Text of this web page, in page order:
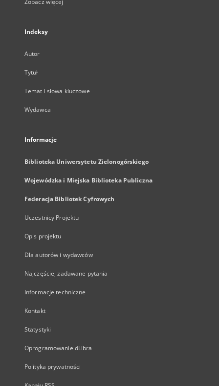
Zobacz więcej
Indeksy
Autor
Tytuł
Temat i słowa kluczowe
Wydawca
Informacje
Biblioteka Uniwersytetu Zielonogórskiego
Wojewódzka i Miejska Biblioteka Publiczna
Federacja Bibliotek Cyfrowych
Uczestnicy Projektu
Opis projektu
Dla autorów i wydawców
Najczęściej zadawane pytania
Informacje techniczne
Kontakt
Statystyki
Oprogramowanie dLibra
Polityka prywatności